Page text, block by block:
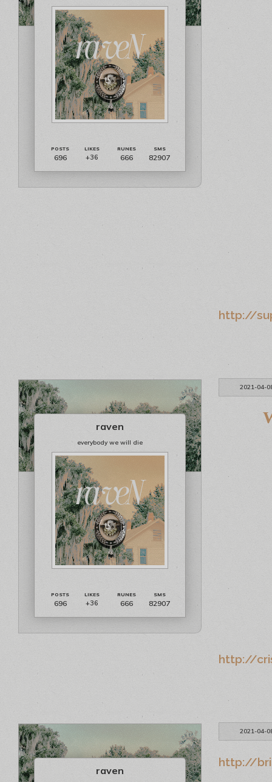
696 +36 666 82907
http://
2021-04-
raven
everybody we will die
696 +36 666 82907
http://
2021-04-
raven
http://